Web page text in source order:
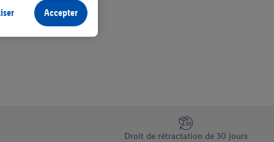
Droit de rétractation de 30 jours
sans procéder à
terminaux ou
échéant, d’autres
à tout moment
Accepter